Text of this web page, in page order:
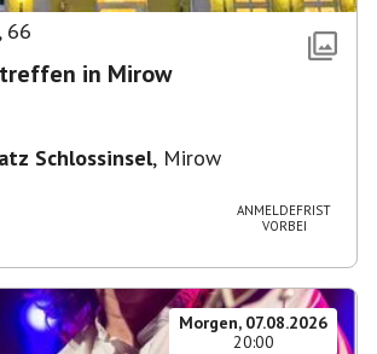
, 66
in Mirow
Schlossinsel, Mirow
ANMELDEFRIST
VORBEI
Morgen, 07.08.2026
20:00